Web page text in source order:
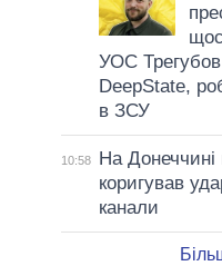
УОС
DeepState,
в ЗСУ
10:58
На Донеччині
коригував
канали